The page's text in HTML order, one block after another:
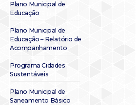
Plano Municipal de
Educação
Plano Municipal de
Educação – Relatório de
Acompanhamento
Programa Cidades
Sustentáveis
Plano Municipal de
Saneamento Básico